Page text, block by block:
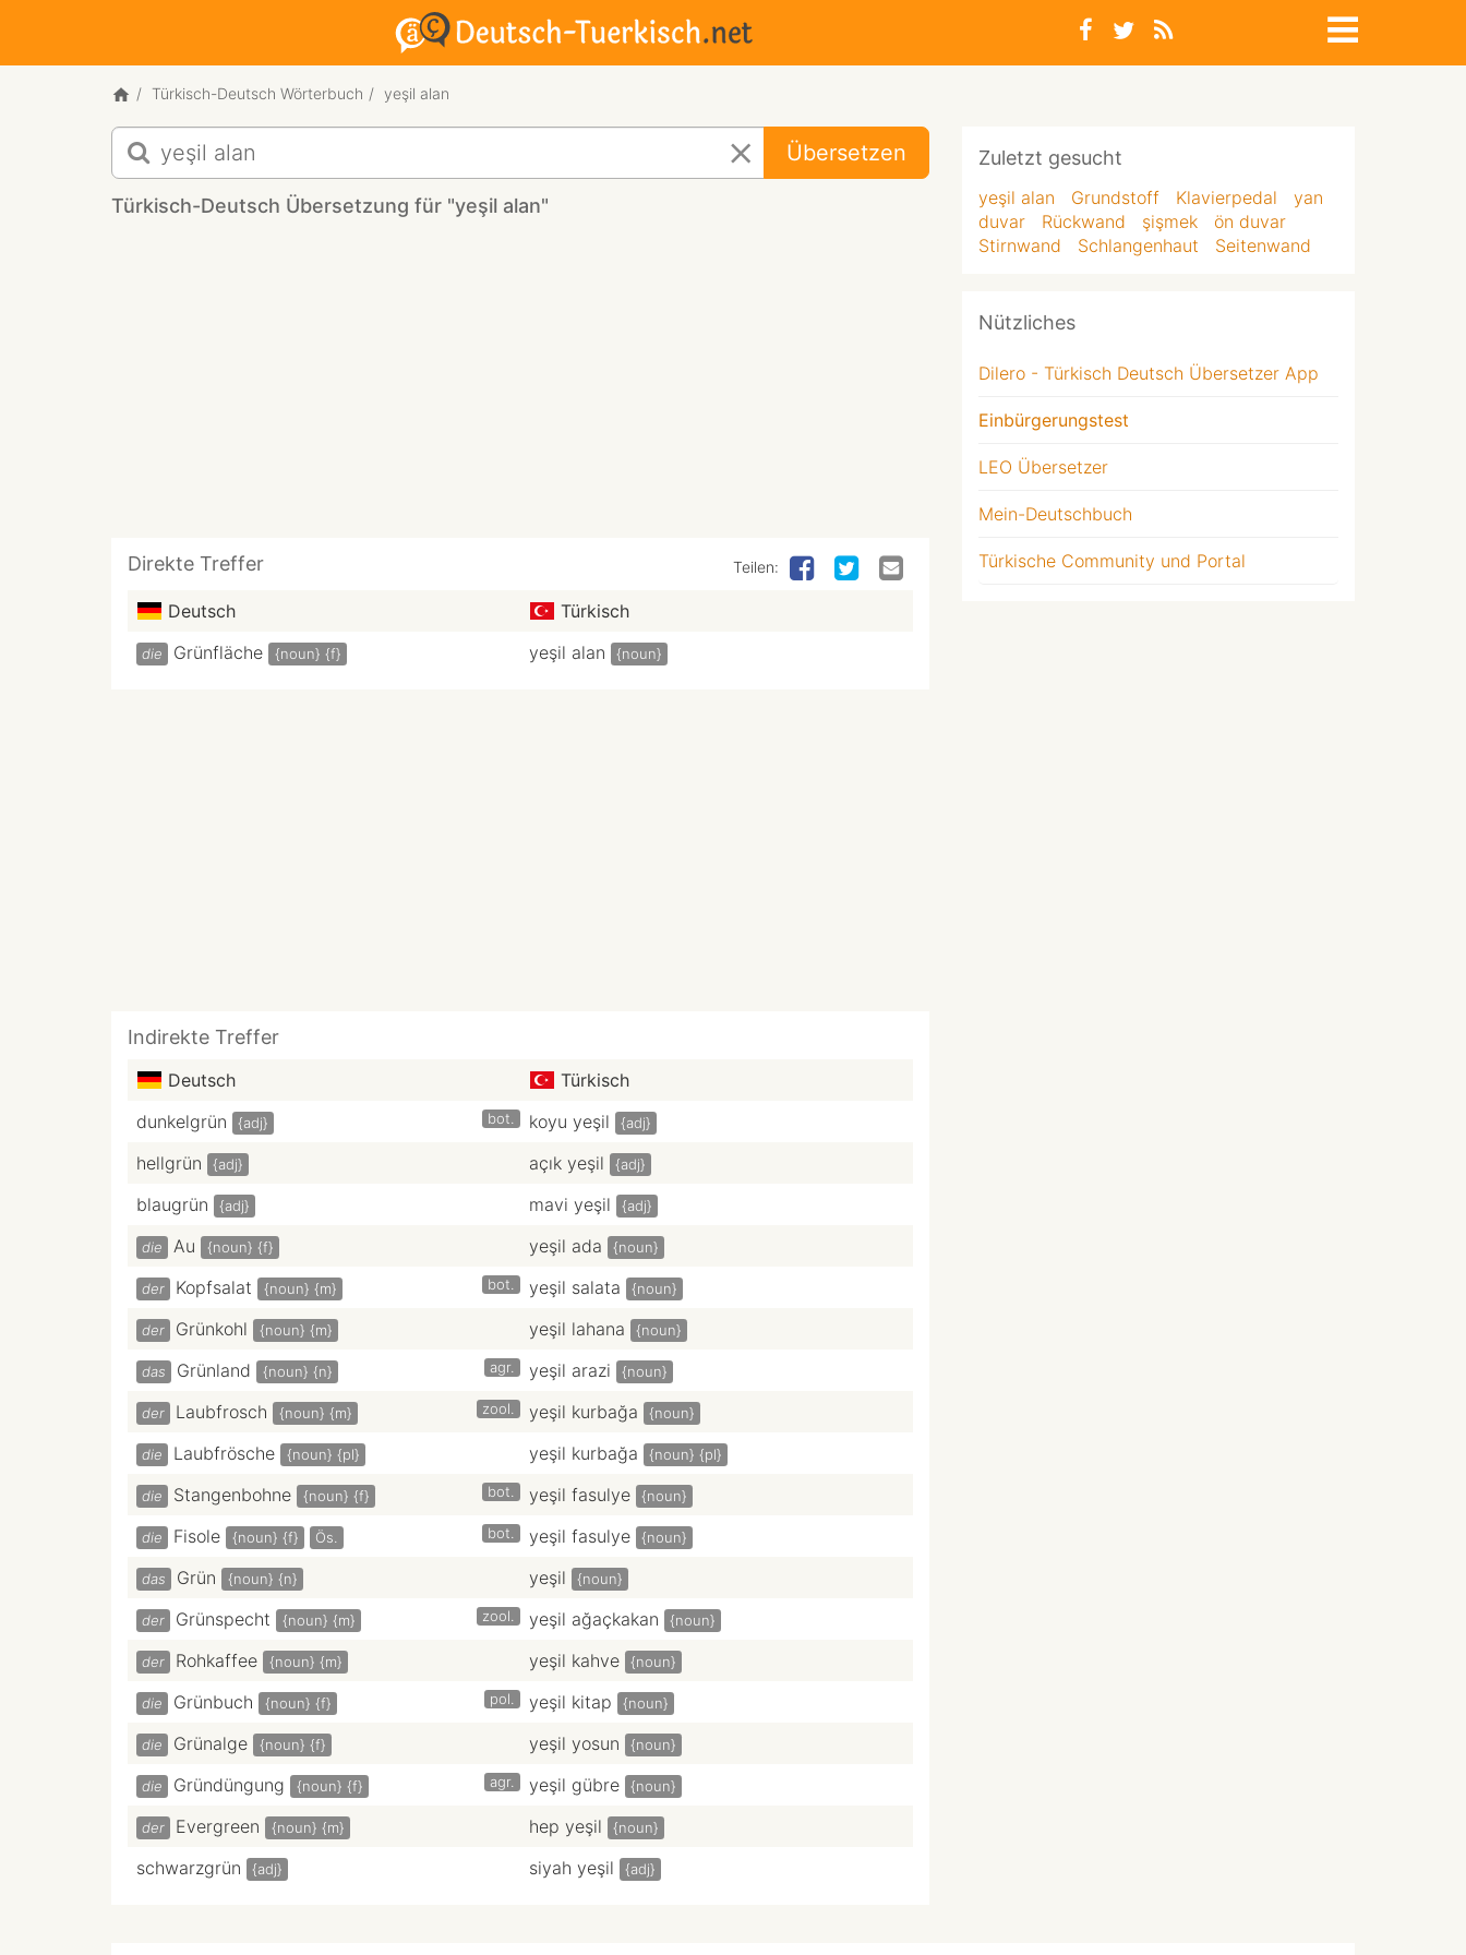
Türkisch-Deutsch Wörterbuch yeşil alan
Türkisch-
Deutsch
Übersetzung
für
Übersetzen
Türkisch-Deutsch Übersetzung für "yeşil alan"
Direkte Treffer Teilen:
Deutsch Türkisch
die Grünfläche {noun} {f} yeşil alan {noun}
Indirekte Treffer
Deutsch
Türkisch
dunkelgrün
{adj} bot. koyu yeşil {adj}
hellgrün {adj} açık yeşil {adj}
blaugrün {adj} mavi yeşil {adj}
die Au {noun} {f} yeşil ada {noun}
der Kopfsalat {noun} {m} bot. yeşil salata {noun}
der Grünkohl {noun} {m} yeşil lahana {noun}
das Grünland {noun} {n} agr. yeşil arazi {noun}
der Laubfrosch {noun} {m} zool. yeşil kurbağa {noun}
die Laubfrösche {noun} {pl} yeşil kurbağa {noun} {pl}
die Stangenbohne {noun} {f} bot. yeşil fasulye {noun}
die Fisole {noun} {f} Ös. bot. yeşil fasulye {noun}
das Grün {noun} {n} yeşil {noun}
der Grünspecht {noun} {m} zool. yeşil ağaçkakan {noun}
der Rohkaffee {noun} {m} yeşil kahve {noun}
die Grünbuch {noun} {f} pol. yeşil kitap {noun}
die Grünalge {noun} {f} yeşil yosun {noun}
die Gründüngung {noun} {f} agr. yeşil gübre {noun}
der Evergreen {noun} {m} hep yeşil {noun}
schwarzgrün {adj} siyah yeşil {adj}
Zuletzt gesucht
yeşil alan Grundstoff Klavierpedal
yan
duvar
Rückwand şişmek
ön duvar
Stirnwand
Schlangenhaut Seitenwand
Nützliches
Dilero - Türkisch Deutsch Übersetzer App
Einbürgerungstest
LEO Übersetzer
Mein-Deutschbuch
Türkische Community und Portal